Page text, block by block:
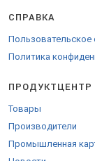
СПРАВКА
Пользовательское
Политика
ПРОДУКТЦЕНТР
Товары
Производители
Промышленная